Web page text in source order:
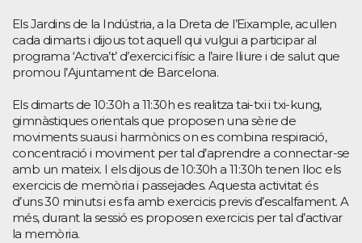
Els Jardins de la Indústria, a la Dreta de l’Eixample, acullen
cada dimarts i dijous tot aquell qui vulgui a participar al
programa ‘Activa’t’ d’exercici físic a l’aire lliure i de salut que
promou l’Ajuntament de Barcelona.
Els dimarts de 10:30h a 11:30h es realitza tai-txi i txi-kung,
gimnàstiques orientals que proposen una sèrie de
moviments suaus i harmònics on es combina respiració,
concentració i moviment per tal d’aprendre a connectar-se
amb un mateix. I els dijous de 10:30h a 11:30h tenen lloc els
exercicis de memòria i passejades. Aquesta activitat és
d’uns 30 minuts i es fa amb exercicis previs d’escalfament. A
més, durant la sessió es proposen exercicis per tal d’activar
la memòria.